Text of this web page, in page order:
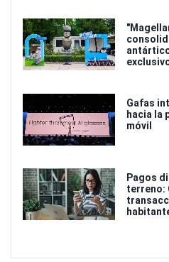
Gafas
hacia la
móvil
Pagos
terreno: